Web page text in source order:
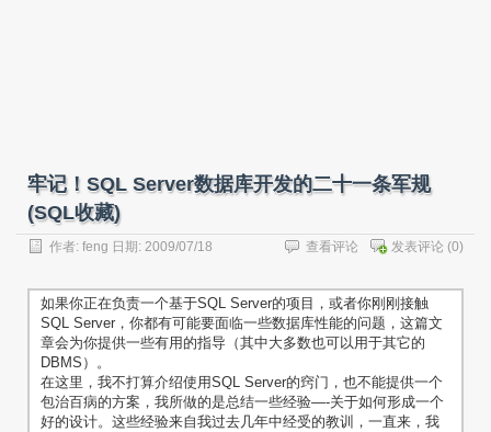
牢记！SQL Server数据库开发的二十一条军规
(SQL收藏)
作者: feng 日期: 2009/07/18 发表评论 (0)
查看评论
如果你正在负责一个基于SQL Server的项目，或者你刚刚接触
SQL Server，你都有可能要面临一些数据库性能的问题，这篇文
章会为你提供一些有用的指导（其中大多数也可以用于其它的
DBMS）。
在这里，我不打算介绍使用SQL Server的窍门，也不能提供一个
包治百病的方案，我所做的是总结一些经验—-关于如何形成一个
好的设计。这些经验来自我过去几年中经受的教训，一直来，我